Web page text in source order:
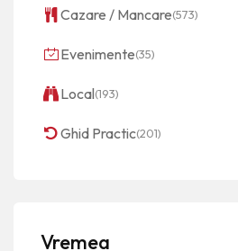
Cazare / Mancare(573)
Evenimente(35)
Local(193)
Ghid Practic(201)
Vremea